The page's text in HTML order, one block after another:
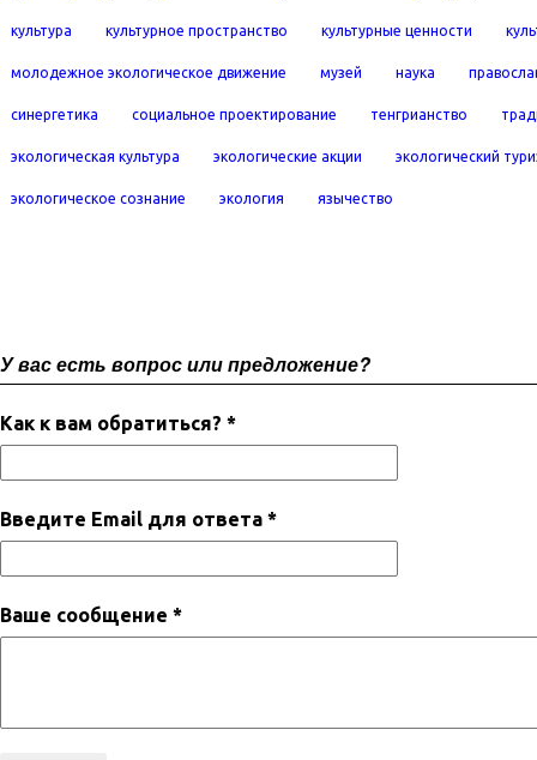
культура культурное пространство культурные ценности
молодежное экологическое движение музей наука
синергетика социальное проектирование тенгрианство
экологическая культура экологические акции экологический
экологическое сознание экология язычество
У вас есть вопрос или предложение?
Как к вам обратиться? *
Введите Email для ответа *
Ваше сообщение *